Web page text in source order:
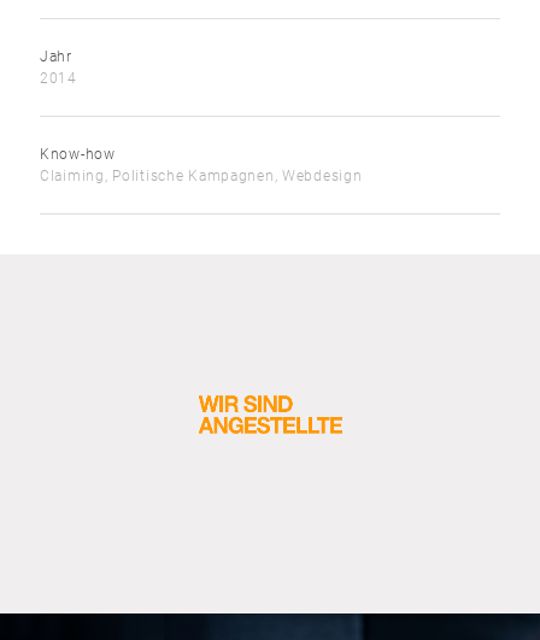
Jahr
2014
Know-how
Claiming, Politische Kampagnen, Webdesign